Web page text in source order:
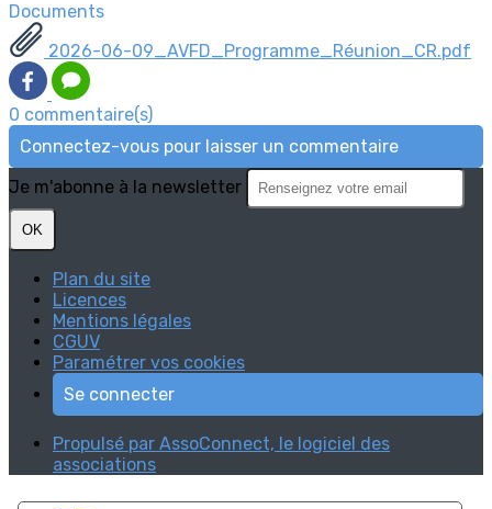
Documents
2026-06-09_AVFD_Programme_Réunion_CR.pdf
0 commentaire(s)
Connectez-vous pour laisser un commentaire
Je m'abonne à la newsletter
OK
Plan du site
Licences
Mentions légales
CGUV
Paramétrer vos cookies
Se connecter
Propulsé par AssoConnect, le logiciel des
associations